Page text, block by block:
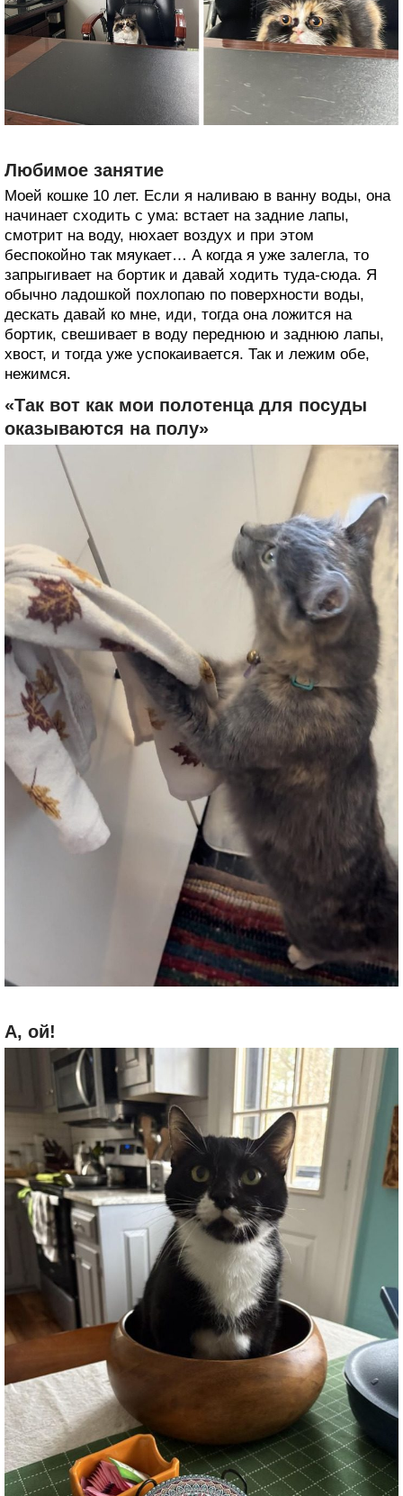
Любимое занятие
Моей кошке 10 лет. Eсли я наливаю в ванну воды, она
начинает сходить с ума: встает на задние лапы,
смотрит на воду, нюхает воздух и при этом
беспокойно так мяукает… А когда я уже залегла, то
запрыгивает на бортик и давай ходить туда-сюда. Я
обычно ладошкой похлопаю по поверхности воды,
дескать давай ко мне, иди, тогда она ложится на
бортик, свешивает в воду переднюю и заднюю лапы,
хвост, и тогда уже успокаивается. Так и лежим обе,
нежимся.
«Так вот как мои полотенца для посуды
оказываются на полу»
А, ой!